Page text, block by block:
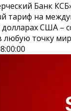
Банк
тариф на
США –
любую точку